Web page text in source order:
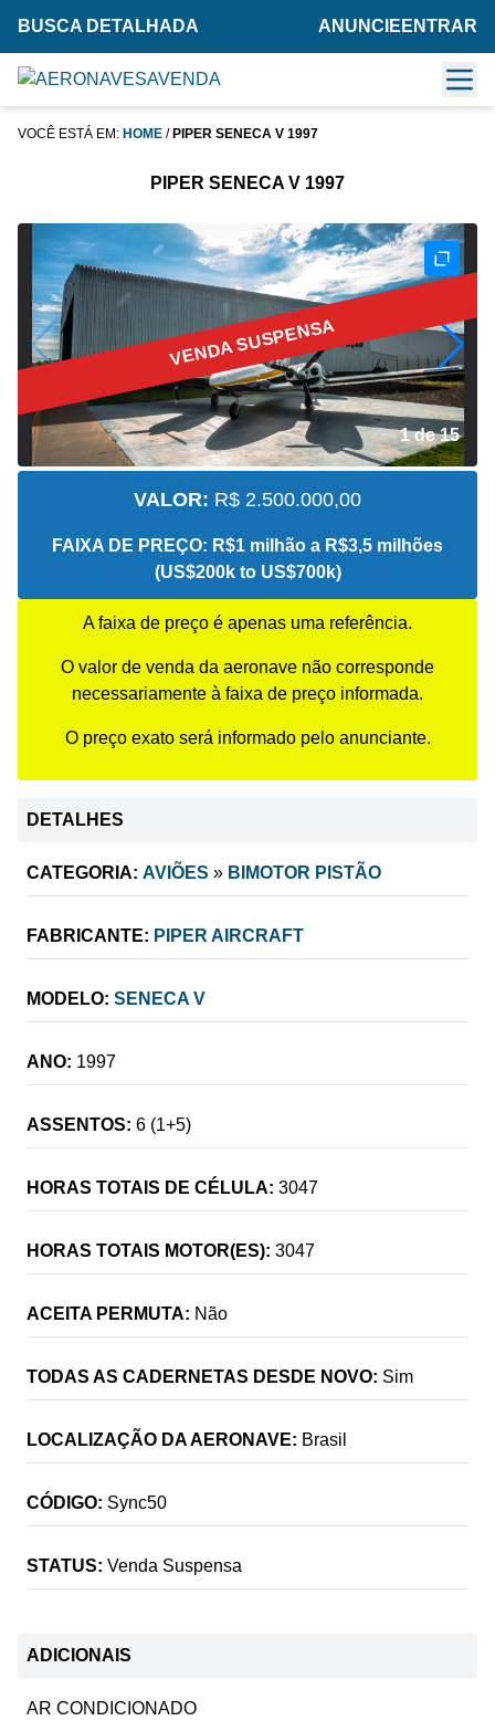
BUSCA DETALHADA ANUNCIE ENTRAR
VOCÊ ESTÁ EM: HOME / PIPER SENECA V 1997
PIPER SENECA V 1997
VENDA SUSPENSA
2 de 15
VALOR: R$ 2.500.000,00
FAIXA DE PREÇO: R$1 milhão a R$3,5 milhões
(US$200k to US$700k)
A faixa de preço é apenas uma referência.
O valor de venda da aeronave não corresponde
necessariamente à faixa de preço informada.
O preço exato será informado pelo anunciante.
DETALHES
CATEGORIA: AVIÕES » BIMOTOR PISTÃO
FABRICANTE: PIPER AIRCRAFT
MODELO: SENECA V
ANO: 1997
ASSENTOS: 6 (1+5)
HORAS TOTAIS DE CÉLULA: 3047
HORAS TOTAIS MOTOR(ES): 3047
ACEITA PERMUTA: Não
TODAS AS CADERNETAS DESDE NOVO: Sim
LOCALIZAÇÃO DA AERONAVE: Brasil
CÓDIGO: Sync50
STATUS: Venda Suspensa
ADICIONAIS
AR CONDICIONADO